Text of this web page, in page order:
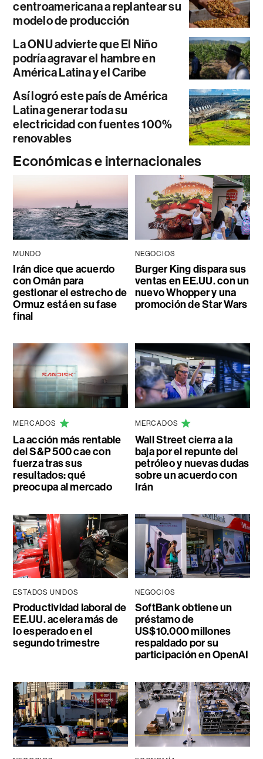
centroamericana a replantear su
modelo de producción
La ONU advierte que El Niño
podría agravar el hambre en
América Latina y el Caribe
Así logró este país de América
Latina generar toda su
electricidad con fuentes 100%
renovables
Económicas e internacionales
MUNDO
Irán dice que acuerdo
con Omán para
gestionar el estrecho de
Ormuz está en su fase
final
NEGOCIOS
Burger King dispara sus
ventas en EE.UU. con un
nuevo Whopper y una
promoción de Star Wars
MERCADOS
La acción más rentable
del S&P 500 cae con
fuerza tras sus
resultados: qué
preocupa al mercado
MERCADOS
Wall Street cierra a la
baja por el repunte del
petróleo y nuevas dudas
sobre un acuerdo con
Irán
ESTADOS UNIDOS
Productividad laboral de
EE.UU. acelera más de
lo esperado en el
segundo trimestre
NEGOCIOS
SoftBank obtiene un
préstamo de
US$10.000 millones
respaldado por su
participación en OpenAI